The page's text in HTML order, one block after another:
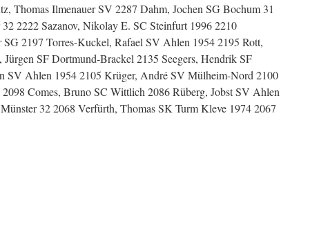
Thomas Ilmenauer SV 2287 Dahm, Jochen SG Bochum 31
2222 Sazanov, Nikolay E. SC Steinfurt 1996 2210
2197 Torres-Kuckel, Rafael SV Ahlen 1954 2195 Rott,
SF Dortmund-Brackel 2135 Seegers, Hendrik SF
SV Ahlen 1954 2105 Krüger, André SV Mülheim-Nord 2100
Comes, Bruno SC Wittlich 2086 Rüberg, Jobst SV Ahlen
32 2068 Verfürth, Thomas SK Turm Kleve 1974 2067